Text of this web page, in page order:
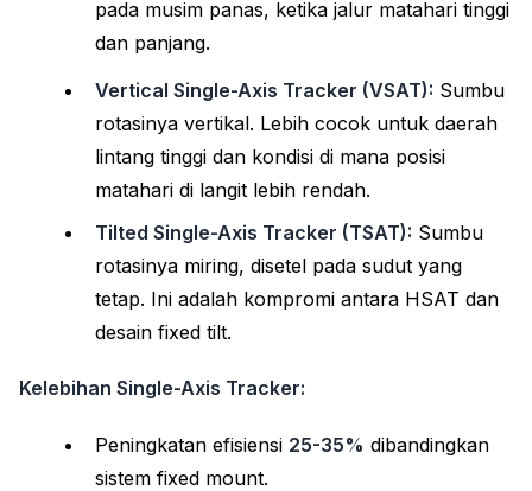
pada musim panas, ketika jalur matahari tinggi
dan panjang.
Vertical Single-Axis Tracker (VSAT): Sumbu
rotasinya vertikal. Lebih cocok untuk daerah
lintang tinggi dan kondisi di mana posisi
matahari di langit lebih rendah.
Tilted Single-Axis Tracker (TSAT): Sumbu
rotasinya miring, disetel pada sudut yang
tetap. Ini adalah kompromi antara HSAT dan
desain fixed tilt.
Kelebihan Single-Axis Tracker:
Peningkatan efisiensi 25-35% dibandingkan
sistem fixed mount.